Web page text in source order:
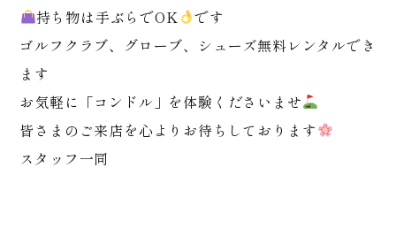
持ち物は手ぶらでOK
です
ゴルフクラブ、グローブ、シューズ無料レンタルでき
ます
お気軽に「コンドル」を体験くださいませ
皆さまのご来店を心よりお待ちしております
スタッフ一同